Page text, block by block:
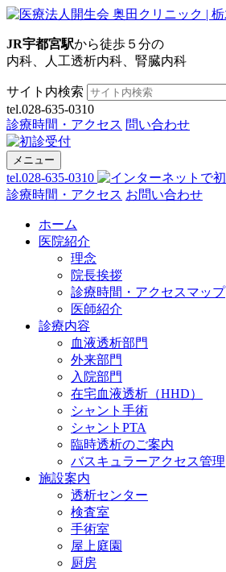
JR宇都宮駅から徒歩５分の
内科、人工透析内科、腎臓内科
サイト内検索
tel.028-635-0310
診療時間・アクセス 問い合わせ
メニュー
tel.028-635-0310
診療時間・アクセス お問い合わせ
ホーム
医院紹介
理念
院長挨拶
診療時間・アクセスマップ
医師紹介
診療内容
血液透析部門
外来部門
入院部門
在宅血液透析（HHD）
シャント手術
シャントPTA
臨時透析のご案内
バスキュラーアクセス管理
施設案内
透析センター
検査室
手術室
屋上庭園
厨房